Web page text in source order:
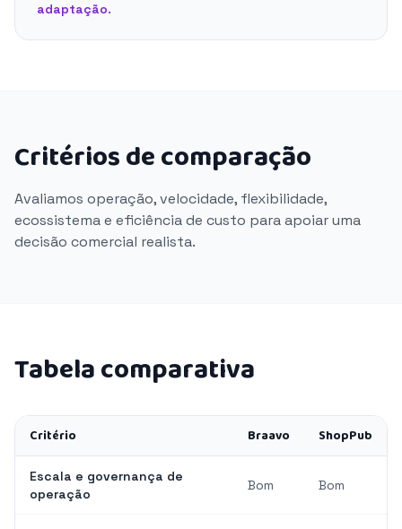
adaptação.
Critérios de comparação
Avaliamos operação, velocidade, flexibilidade,
ecossistema e eficiência de custo para apoiar uma
decisão comercial realista.
Tabela comparativa
Critério Braavo ShopPub
Escala e governança de
operação
Bom Bom